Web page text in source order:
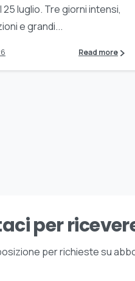
25 luglio. Tre giorni intensi,
e grandi...
Read more
per
per richieste su